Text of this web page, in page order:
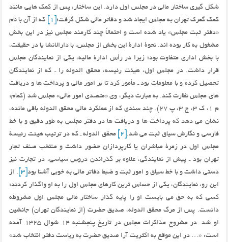
شکل گیری ساختار مالی در مجلس اول دارد. این ساختار، پس از کمک هایی مانند
کمک گمرک تهران به مجلس ایجاد شد و دفاتر مالی شکل گرفت؛
که از آن با نام
«دفتر ثبت مجلس» یاد شده است و احتمالاً چند کارمند مجلس نیز در این بخش
مشغول به کار بوده اند. نحوۀ ادارۀ این بخش از مجلس، با دارالانشا یا در حقیقت،
با بخش اداری متفاوت بود؛ زیرا در رأس ادارۀ مالیه، یکی از نمایندگان مجلس
قرار داشت. در مجلس اول، هیئت رئیسه، محقق الدوله را ـ که از نمایندگان
تحصیل کرده و با معلومات بود ـ مأمور کرد تا بر امور مالی و پرداخت ها و دریافت
های مجلس نظارت کند. به عبارت دیگر، وی «متصدی امور مالی» مجلس شد (کمام:
م 1، ک 3، ج 3، پ 27). چند سندی که از عملکرد مالی محقق الدوله باقی مانده،
نشان می دهد که پرداخت ها و دریافت ها در دفتر مجلس به طور دقیق و با خط
فارسی و نگارش سیاق ثبت می شد.
محقق الدوله ـ که در ترتیب هیئت رئیسۀ
مجلس اول در زمرۀ مباشران یا کارپردازان حضور داشت و منتخب صنف تجار
تهران بود ـ پیش از نمایندگی، علاوه بر گذراندن دروس سیاسی، در تجارت نیز
دستی داشت و با خط سیاق و امور ثبت و ضبط دفاتر مالی به خوبی آشنا بود [3]
. از
این رو، نمایندگان، یکی از حساس ترین کارهای مجلس اول را به او واگذار کردند؛
کسی که به حق می بایست او را پایه گذار ساختار مالی مجلس اول مشروطه
دانست. پس از مرگ محقق الدوله، صدیق حضرت (از نمایندگان تهران) جانشین
او شد. در مشروح مذاکرات مجلس در تاریخ پنجشنبه 14 شوال 1325 آمده
است: «… در این موقع به اکثریت آرا صدیق حضرت به ریاست دفتر انتخاب شد»